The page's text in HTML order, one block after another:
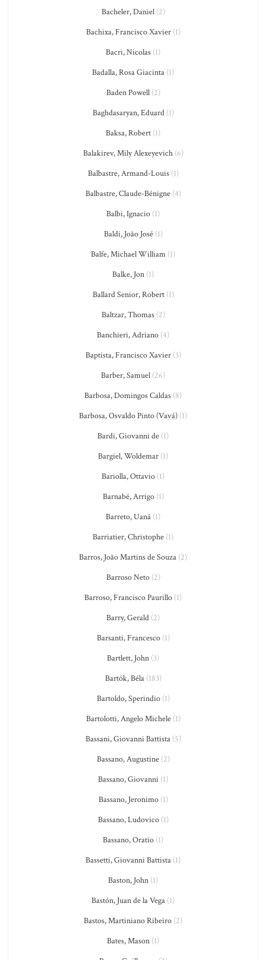
Bacheler, Daniel(2)
Bachixa, Francisco Xavier(1)
Bacri, Nicolas (1)
Badalla, Rosa Giacinta (1)
Baden Powell(2)
Baghdasaryan, Eduard(1)
Baksa, Robert (1)
Balakirev, Mily Alexeyevich(6)
Balbastre, Armand-Louis(1)
Balbastre, Claude-Bénigne(4)
Balbi, Ignacio (1)
Baldi, João José(1)
Balfe, Michael William (1)
Balke, Jon (1)
Ballard Senior, Robert(1)
Baltzar, Thomas(2)
Banchieri, Adriano (4)
Baptista, Francisco Xavier(3)
Barber, Samuel (26)
Barbosa, Domingos Caldas (8)
Barbosa, Osvaldo Pinto (Vavá) (1)
Bardi, Giovanni de (1)
Bargiel, Woldemar (1)
Bariolla, Ottavio (1)
Barnabé, Arrigo(1)
Barreto, Uaná (1)
Barriatier, Christophe (1)
Barros, João Martins de Souza (2)
Barroso Neto(2)
Barroso, Francisco Paurillo (1)
Barry, Gerald (2)
Barsanti, Francesco(1)
Bartlett, John (3)
Bartók, Béla(183)
Bartoldo, Sperindio(1)
Bartolotti, Angelo Michele(1)
Bassani, Giovanni Battista(5)
Bassano, Augustine(2)
Bassano, Giovanni (1)
Bassano, Jeronimo(1)
Bassano, Ludovico(1)
Bassano, Oratio (1)
Bassetti, Giovanni Battista (1)
Baston, John (1)
Bastón, Juan de la Vega (1)
Bastos, Martiniano Ribeiro (2)
Bates, Mason (1)